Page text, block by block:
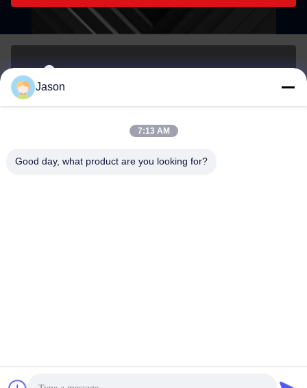
アドレス
メール
youtongsales@gmail.com
Jason
7:13 AM
Good day, what product are you looking for?